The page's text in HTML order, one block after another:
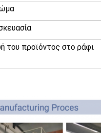
του προϊόντος στο ράφι